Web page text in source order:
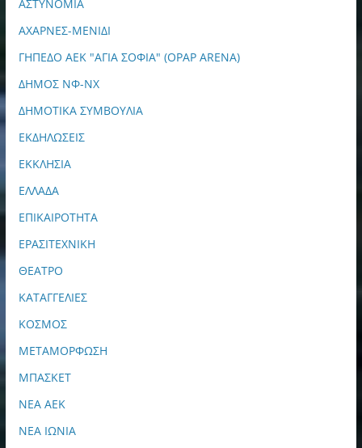
ΑΣΤΥΝΟΜΙΑ
ΑΧΑΡΝΕΣ-ΜΕΝΙΔΙ
ΓΗΠΕΔΟ ΑΕΚ "ΑΓΙΑ ΣΟΦΙΑ" (OPAP ARENA)
ΔΗΜΟΣ ΝΦ-ΝΧ
ΔΗΜΟΤΙΚΑ ΣΥΜΒΟΥΛΙΑ
ΕΚΔΗΛΩΣΕΙΣ
ΕΚΚΛΗΣΙΑ
ΕΛΛΑΔΑ
ΕΠΙΚΑΙΡΟΤΗΤΑ
ΕΡΑΣΙΤΕΧΝΙΚΗ
ΘΕΑΤΡΟ
ΚΑΤΑΓΓΕΛΙΕΣ
ΚΟΣΜΟΣ
ΜΕΤΑΜΟΡΦΩΣΗ
ΜΠΑΣΚΕΤ
ΝΕΑ ΑΕΚ
ΝΕΑ ΙΩΝΙΑ